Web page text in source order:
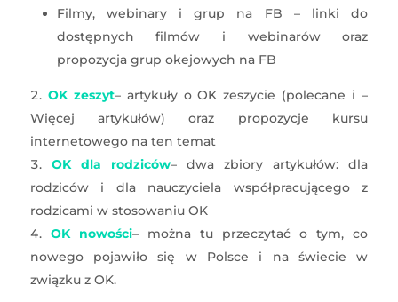
Filmy, webinary i grup na FB – linki do
dostępnych filmów i webinarów oraz
propozycja grup okejowych na FB
OK zeszyt– artykuły o OK zeszycie (polecane i –
Więcej artykułów) oraz propozycje kursu
internetowego na ten temat
OK dla rodziców– dwa zbiory artykułów: dla
rodziców i dla nauczyciela współpracującego z
rodzicami w stosowaniu OK
OK nowości– można tu przeczytać o tym, co
nowego pojawiło się w Polsce i na świecie w
związku z OK.